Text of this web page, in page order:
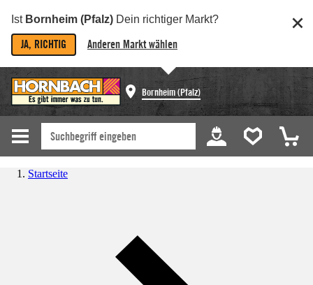
Ist Bornheim (Pfalz) Dein richtiger Markt?
JA, RICHTIG Anderen Markt wählen
Bornheim (Pfalz)
Startseite